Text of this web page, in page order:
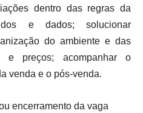
dentro das regras da
e dados; solucionar
do ambiente e das
e preços; acompanhar o
venda e o pós-venda.
encerramento da vaga